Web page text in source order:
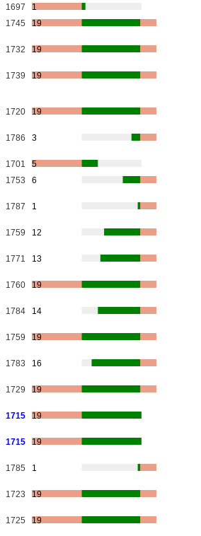
1697
1
1745 19
1732 19
1739 19
1720 19
1786 3
1701
5
1753 6
1787 1
1759 12
1771 13
1760 19
1784 14
1759 19
1783 16
1729 19
1715 19
1715 19
1785 1
1723 19
1725 19